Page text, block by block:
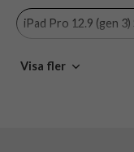
Material
Tillverkarens art nr
iPad Pro 12.9 (gen
iPad Pro 12.9 (gen 3)
Visa fler